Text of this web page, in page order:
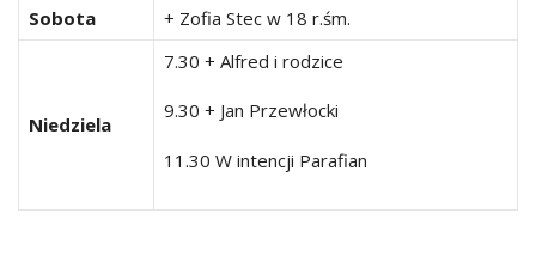
Sobota + Zofia Stec w 18 r.śm.
Niedziela
7.30 + Alfred i rodzice
9.30 + Jan Przewłocki
11.30 W intencji Parafian